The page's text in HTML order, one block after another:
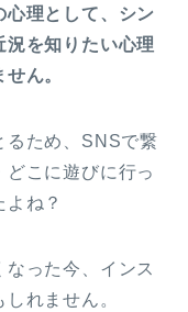
心理として、シン
を知りたい心理
ん。
るため、SNSで繋
こに遊びに行っ
ね？
った今、インス
れません。